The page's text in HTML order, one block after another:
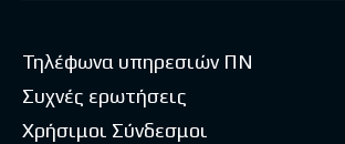
Τηλέφωνα υπηρεσιών ΠΝ
Συχνές ερωτήσεις
Χρήσιμοι Σύνδεσμοι